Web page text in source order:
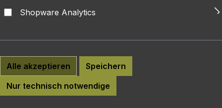
Shopware Analytics
Alle akzeptieren
Speichern
Nur technisch notwendige